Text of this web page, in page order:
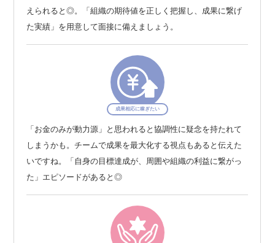
えられると◎。「組織の期待値を正しく把握し、成果に繋げ
た実績」を用意して面接に備えましょう。
成果相応に稼ぎたい
「お金のみが動力源」と思われると協調性に疑念を持たれて
しまうかも。チームで成果を最大化する視点もあると伝えた
いですね。「自身の目標達成が、周囲や組織の利益に繋がっ
た」エピソードがあると◎